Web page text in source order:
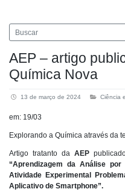
AEP – artigo
Química Nova
13 de março de 2024 Ciência
em: 19/03
Explorando a Química através da
Artigo tratanto da AEP
“Aprendizagem da Análise
Atividade Experimental
Aplicativo de Smartphone”.